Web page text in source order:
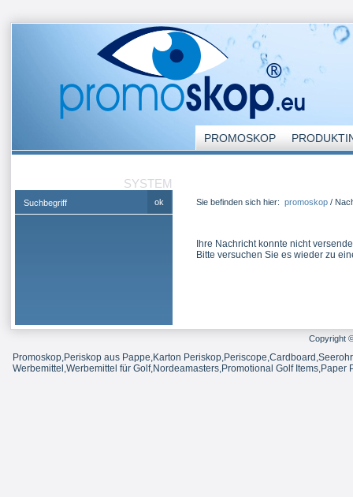
PROMOSKOP
SYSTEM
Sie befinden sich hier: promoskop /
Ihre Nachricht konnte nicht
Bitte versuchen Sie es wieder zu
Copyright
Promoskop,Periskop aus Pappe,Karton
Werbemittel,Werbemittel für Golf,Nordeamasters,Promotional Golf